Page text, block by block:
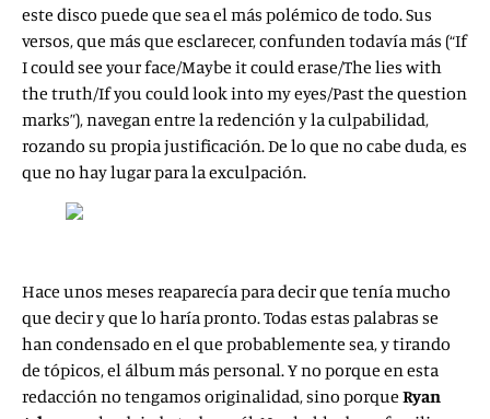
este disco puede que sea el más polémico de todo. Sus
versos, que más que esclarecer, confunden todavía más (“If
I could see your face/Maybe it could erase/The lies with
the truth/If you could look into my eyes/Past the question
marks”), navegan entre la redención y la culpabilidad,
rozando su propia justificación. De lo que no cabe duda, es
que no hay lugar para la exculpación.
Hace unos meses reaparecía para decir que tenía mucho
que decir y que lo haría pronto. Todas estas palabras se
han condensado en el que probablemente sea, y tirando
de tópicos, el álbum más personal. Y no porque en esta
redacción no tengamos originalidad, sino porque Ryan